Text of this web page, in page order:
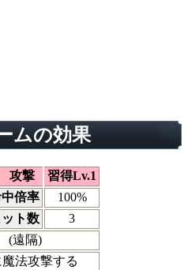
ムの効果
攻撃
習得Lv.1
倍率
100%
ット数
3
(遠隔)
法攻撃する